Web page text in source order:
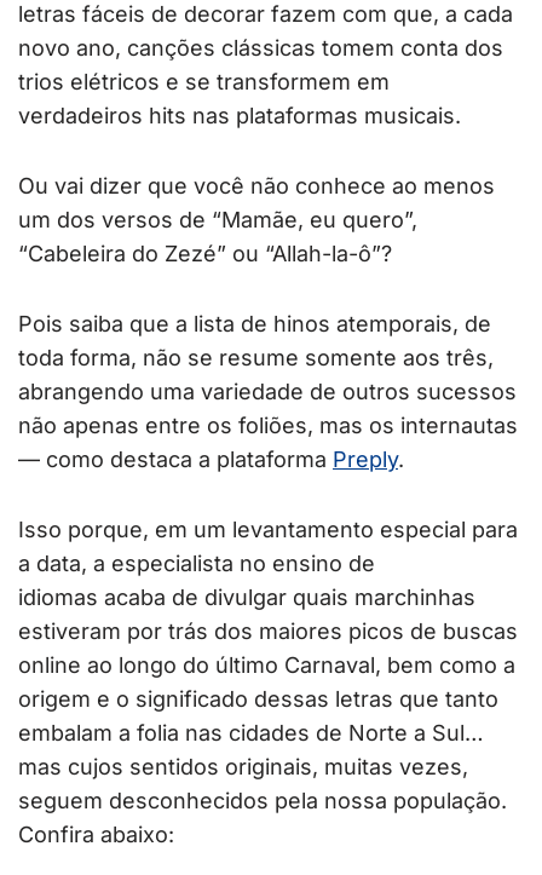
letras fáceis de decorar fazem com que, a cada
novo ano, canções clássicas tomem conta dos
trios elétricos e se transformem em
verdadeiros hits nas plataformas musicais.
Ou vai dizer que você não conhece ao menos
um dos versos de “Mamãe, eu quero”,
“Cabeleira do Zezé” ou “Allah-la-ô”?
Pois saiba que a lista de hinos atemporais, de
toda forma, não se resume somente aos três,
abrangendo uma variedade de outros sucessos
não apenas entre os foliões, mas os internautas
— como destaca a plataforma Preply.
Isso porque, em um levantamento especial para
a data, a especialista no ensino de
idiomas acaba de divulgar quais marchinhas
estiveram por trás dos maiores picos de buscas
online ao longo do último Carnaval, bem como a
origem e o significado dessas letras que tanto
embalam a folia nas cidades de Norte a Sul…
mas cujos sentidos originais, muitas vezes,
seguem desconhecidos pela nossa população.
Confira abaixo: